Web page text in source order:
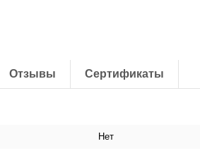
Отзывы Сертификаты
Нет